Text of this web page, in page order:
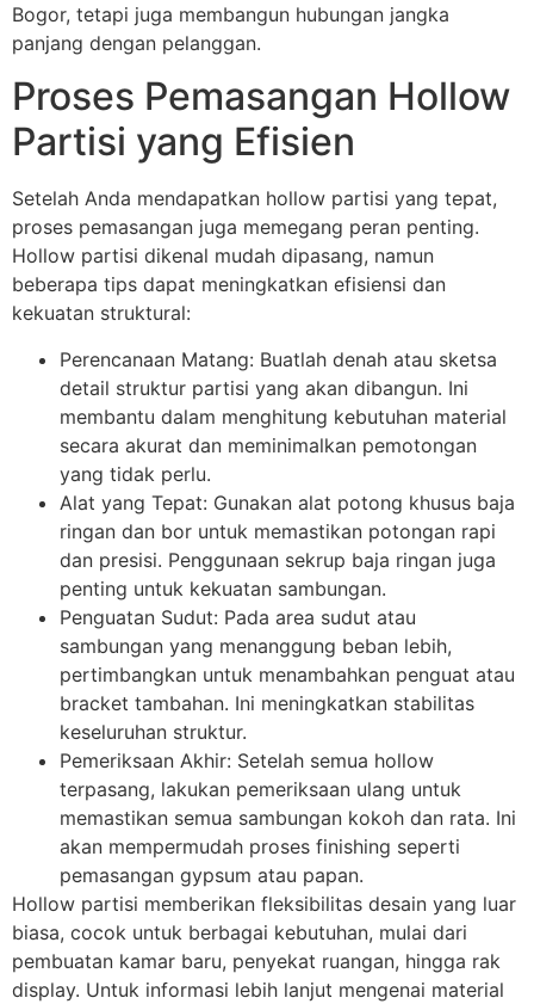
Bogor, tetapi juga membangun hubungan jangka
panjang dengan pelanggan.
Proses Pemasangan Hollow
Partisi yang Efisien
Setelah Anda mendapatkan hollow partisi yang tepat,
proses pemasangan juga memegang peran penting.
Hollow partisi dikenal mudah dipasang, namun
beberapa tips dapat meningkatkan efisiensi dan
kekuatan struktural:
Perencanaan Matang: Buatlah denah atau sketsa
detail struktur partisi yang akan dibangun. Ini
membantu dalam menghitung kebutuhan material
secara akurat dan meminimalkan pemotongan
yang tidak perlu.
Alat yang Tepat: Gunakan alat potong khusus baja
ringan dan bor untuk memastikan potongan rapi
dan presisi. Penggunaan sekrup baja ringan juga
penting untuk kekuatan sambungan.
Penguatan Sudut: Pada area sudut atau
sambungan yang menanggung beban lebih,
pertimbangkan untuk menambahkan penguat atau
bracket tambahan. Ini meningkatkan stabilitas
keseluruhan struktur.
Pemeriksaan Akhir: Setelah semua hollow
terpasang, lakukan pemeriksaan ulang untuk
memastikan semua sambungan kokoh dan rata. Ini
akan mempermudah proses finishing seperti
pemasangan gypsum atau papan.
Hollow partisi memberikan fleksibilitas desain yang luar
biasa, cocok untuk berbagai kebutuhan, mulai dari
pembuatan kamar baru, penyekat ruangan, hingga rak
display. Untuk informasi lebih lanjut mengenai material